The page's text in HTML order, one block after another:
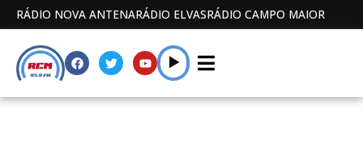
RÁDIO NOVA ANTENARÁDIO ELVASRÁDIO CAMPO MAIOR